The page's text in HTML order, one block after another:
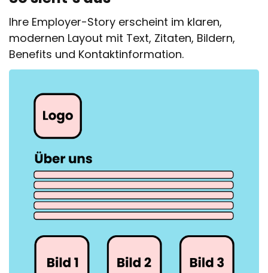
Ihre Employer-Story erscheint im klaren,
modernen Layout mit Text, Zitaten, Bildern,
Benefits und Kontaktinformation.